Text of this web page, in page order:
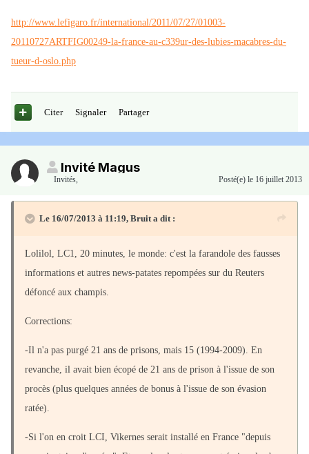
http://www.lefigaro.fr/international/2011/07/27/01003-
20110727ARTFIG00249-la-france-au-c339ur-des-lubies-macabres-du-
tueur-d-oslo.php
Citer Signaler Partager
Invité Magus
Invités, Posté(e) le 16 juillet 2013
Le 16/07/2013 à 11:19, Bruit a dit :
Lolilol, LC1, 20 minutes, le monde: c'est la farandole des fausses
informations et autres news-patates repompées sur du Reuters
défoncé aux champis.
Corrections:
-Il n'a pas purgé 21 ans de prisons, mais 15 (1994-2009). En
revanche, il avait bien écopé de 21 ans de prison à l'issue de son
procès (plus quelques années de bonus à l'issue de son évasion
ratée).
-Si l'on en croit LCI, Vikernes serait installé en France "depuis